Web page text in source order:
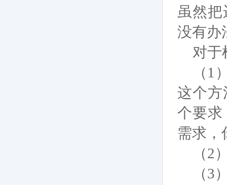
虽然
没有办
对于
（1
这个方
个要
需求，
（2
（3